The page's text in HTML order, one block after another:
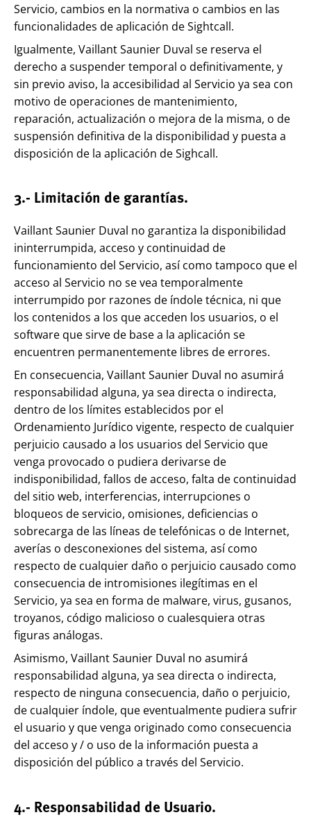
Servicio, cambios en la normativa o cambios en las
funcionalidades de aplicación de Sightcall.
Igualmente, Vaillant Saunier Duval se reserva el
derecho a suspender temporal o definitivamente, y
sin previo aviso, la accesibilidad al Servicio ya sea con
motivo de operaciones de mantenimiento,
reparación, actualización o mejora de la misma, o de
suspensión definitiva de la disponibilidad y puesta a
disposición de la aplicación de Sighcall.
3.- Limitación de garantías.
Vaillant Saunier Duval no garantiza la disponibilidad
ininterrumpida, acceso y continuidad de
funcionamiento del Servicio, así como tampoco que el
acceso al Servicio no se vea temporalmente
interrumpido por razones de índole técnica, ni que
los contenidos a los que acceden los usuarios, o el
software que sirve de base a la aplicación se
encuentren permanentemente libres de errores.
En consecuencia, Vaillant Saunier Duval no asumirá
responsabilidad alguna, ya sea directa o indirecta,
dentro de los límites establecidos por el
Ordenamiento Jurídico vigente, respecto de cualquier
perjuicio causado a los usuarios del Servicio que
venga provocado o pudiera derivarse de
indisponibilidad, fallos de acceso, falta de continuidad
del sitio web, interferencias, interrupciones o
bloqueos de servicio, omisiones, deficiencias o
sobrecarga de las líneas de telefónicas o de Internet,
averías o desconexiones del sistema, así como
respecto de cualquier daño o perjuicio causado como
consecuencia de intromisiones ilegítimas en el
Servicio, ya sea en forma de malware, virus, gusanos,
troyanos, código malicioso o cualesquiera otras
figuras análogas.
Asimismo, Vaillant Saunier Duval no asumirá
responsabilidad alguna, ya sea directa o indirecta,
respecto de ninguna consecuencia, daño o perjuicio,
de cualquier índole, que eventualmente pudiera sufrir
el usuario y que venga originado como consecuencia
del acceso y / o uso de la información puesta a
disposición del público a través del Servicio.
4.- Responsabilidad de Usuario.